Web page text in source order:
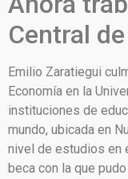
Central
Emilio Zaratiegui
Economía en la
instituciones de
mundo, ubicada en
nivel de estudios en
beca con la que